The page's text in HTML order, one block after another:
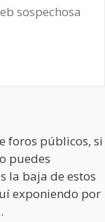
sospechosa
foros públicos, si
puedes
la baja de estos
exponiendo por